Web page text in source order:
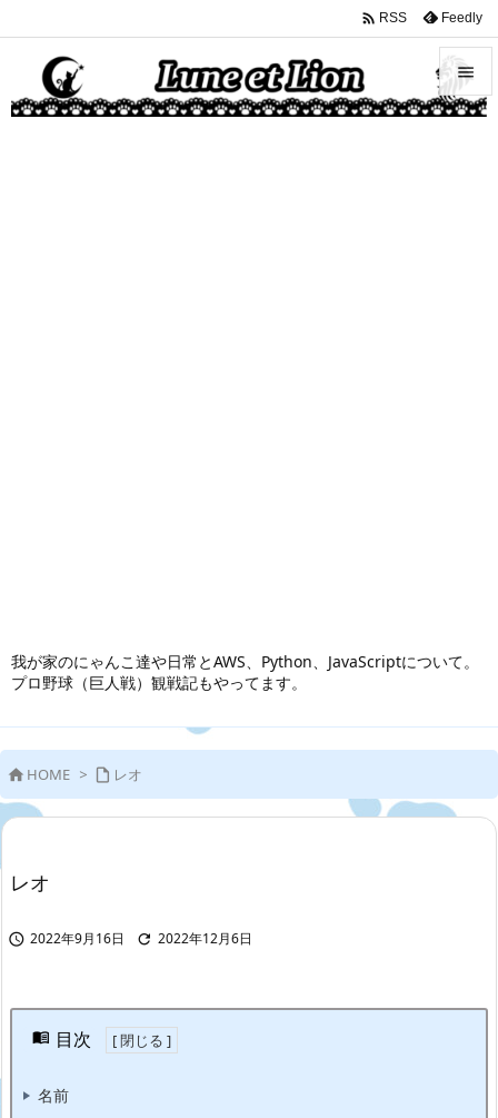
我が家のにゃんこ達や日常とAWS、Python、JavaScriptについて。
プロ野球（巨人戦）観戦記もやってます。


 RSS Feedly
 HOME >  レオ
レオ
 2022年9月16日  2022年12月6日
目次
名前